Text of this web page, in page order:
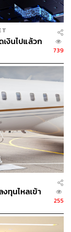
งินไปแล้วก
739
ทุนไหลเข้า
255